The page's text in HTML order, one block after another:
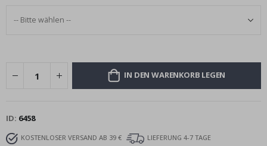
IN DEN WARENKORB LEGEN
ID 6458
KOSTENLOSER VERSAND AB 39 €
LIEFERUNG 4-7 TAGE